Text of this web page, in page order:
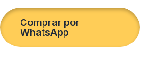
Comprar por
WhatsApp